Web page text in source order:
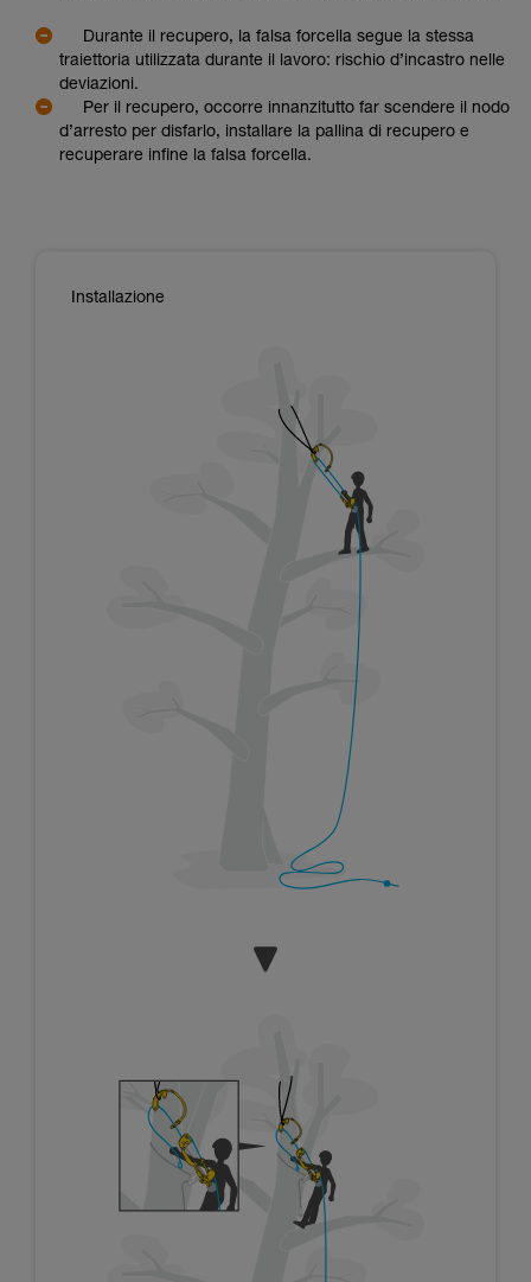
Durante il recupero, la falsa forcella segue la stessa
traiettoria utilizzata durante il lavoro: rischio d’incastro nelle
deviazioni.
Per il recupero, occorre innanzitutto far scendere il nodo
d’arresto per disfarlo, installare la pallina di recupero e
recuperare infine la falsa forcella.
Installazione